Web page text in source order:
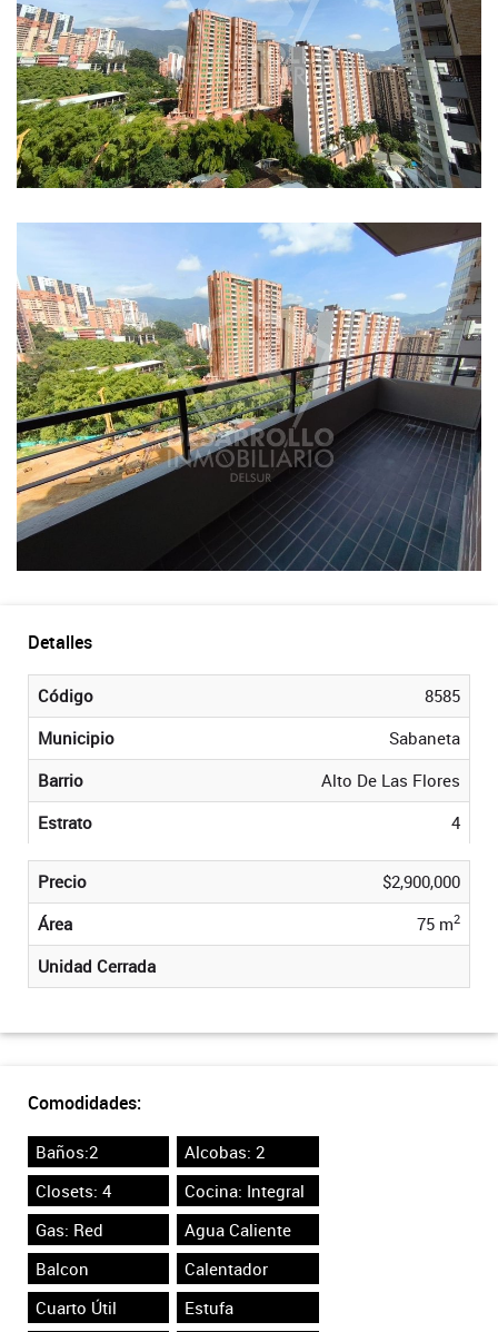
Detalles
Código
8585
Municipio
Sabaneta
Barrio
Alto De Las Flores
Estrato
4
Precio
$2,900,000
Área
75 m2
Unidad Cerrada
Comodidades:
Baños:2
Alcobas: 2
Closets: 4
Cocina: Integral
Gas: Red
Agua Caliente
Balcon
Calentador
Cuarto Útil
Estufa